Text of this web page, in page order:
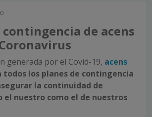
contingencia de acens
generada por el Covid-19, acens
todos los planes de contingencia
la continuidad de
el nuestro como el de nuestros